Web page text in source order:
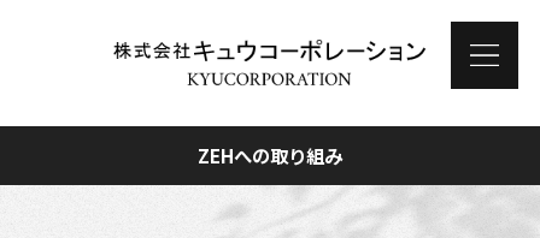
ZEHへの取り組み